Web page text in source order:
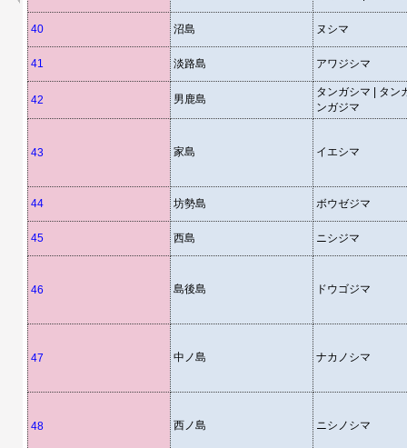
40 沼島 ヌシマ
41 淡路島 アワジシマ
42 男鹿島
タンガシマ | タン
ンガジマ
43 家島 イエシマ
44 坊勢島 ボウゼジマ
45 西島 ニシジマ
46 島後島 ドウゴジマ
47 中ノ島 ナカノシマ
48 西ノ島 ニシノシマ